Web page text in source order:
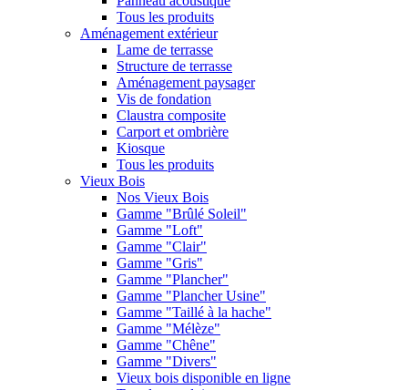
Tous les produits
Aménagement extérieur
Lame de terrasse
Structure de terrasse
Aménagement paysager
Vis de fondation
Claustra composite
Carport et ombrière
Kiosque
Tous les produits
Vieux Bois
Nos Vieux Bois
Gamme "Brûlé Soleil"
Gamme "Loft"
Gamme "Clair"
Gamme "Gris"
Gamme "Plancher"
Gamme "Plancher Usine"
Gamme "Taillé à la hache"
Gamme "Mélèze"
Gamme "Chêne"
Gamme "Divers"
Vieux bois disponible en ligne